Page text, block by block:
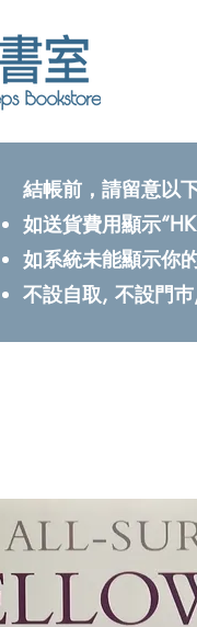
結帳前，請留意以
如送貨費用顯示
如系統未能顯示你
不設自取, 不設門巿